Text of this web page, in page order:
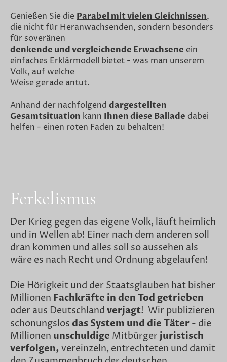
Genießen Sie die Parabel mit vielen Gleichnissen,
die nicht für Heranwachsenden, sondern besonders
für soveränen
denkende und vergleichende Erwachsene ein
einfaches Erklärmodell bietet - was man unserem
Volk, auf welche
Weise gerade antut.
Anhand der nachfolgend dargestellten
Gesamtsituation kann Ihnen diese Ballade dabei
helfen - einen roten Faden zu behalten!
Ferkelismus
Der Krieg gegen das eigene Volk, läuft heimlich
und in Wellen ab! Einer nach dem anderen soll
dran kommen und alles soll so aussehen als
wäre es nach Recht und Ordnung abgelaufen!
Die Hörigkeit und der Staatsglauben hat bisher
Millionen Fachkräfte in den Tod getrieben
oder aus Deutschland verjagt! Wir publizieren
schonungslos das System und die Täter - die
Millionen unschuldige Mitbürger juristisch
verfolgen, vereinzeln, entrechteten und damit